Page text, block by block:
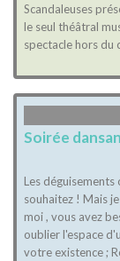
Scandaleuses
le seul théâtral
spectacle hors du
Soirée
Les déguisements
souhaitez ! Mais
moi , vous avez
oublier l'espace
votre existence ;